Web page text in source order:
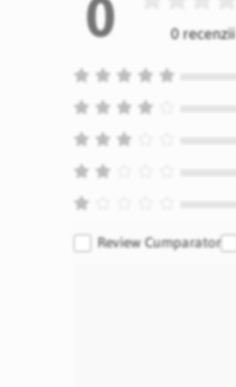
0 0 recenzii
Review Cumparator